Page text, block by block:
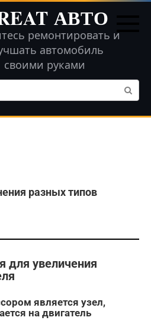
АВТО
ремонтировать и
автомобиль
своими руками
разных типов
для увеличения
является узел,
на двигатель